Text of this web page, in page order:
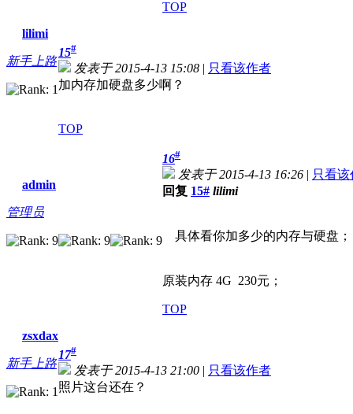
TOP
lilimi
新手上路
15#
发表于 2015-4-13 15:08 | 只看该作者
加内存加硬盘多少啊？
TOP
admin
管理员
16#
发表于 2015-4-13 16:26 | 只看该
回复 15# lilimi
具体看你加多少的内存与硬盘；
原装内存 4G 230元；
TOP
zsxdax
新手上路
17#
发表于 2015-4-13 21:00 | 只看该作者
照片这台还在？